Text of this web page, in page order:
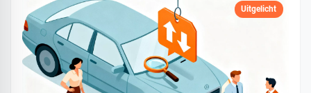
Uitgelicht